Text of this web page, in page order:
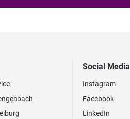
Social Media
Instagram
Facebook
LinkedIn